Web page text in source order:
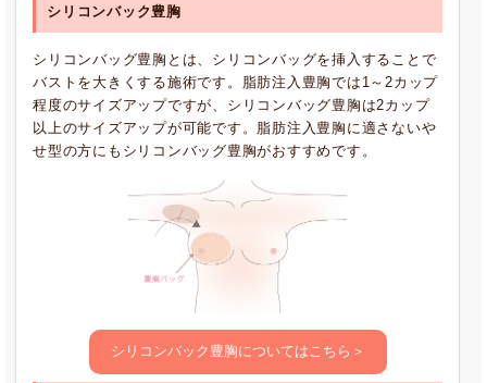
シリコンバック豊胸
シリコンバッグ豊胸とは、シリコンバッグを挿入することで
バストを大きくする施術です。脂肪注入豊胸では1～2カップ
程度のサイズアップですが、シリコンバッグ豊胸は2カップ
以上のサイズアップが可能です。脂肪注入豊胸に適さないや
せ型の方にもシリコンバッグ豊胸がおすすめです。
シリコンバック豊胸についてはこちら＞